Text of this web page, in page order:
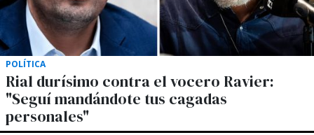
POLÍTICA
Rial durísimo contra el vocero Ravier:
"Seguí mandándote tus cagadas
personales"